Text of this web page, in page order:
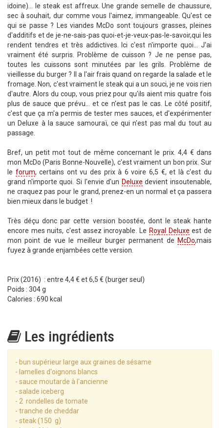
idoine)... le steak est affreux. Une grande semelle de chaussure,
sec à souhait, dur comme vous l'aimez, immangeable. Qu'est ce
qui se passe ? Les viandes McDo sont toujours grasses, pleines
d'additifs et de je-ne-sais-pas quoi-et-je-veux-pas-le-savoir,qui les
rendent tendres et très addictives. Ici c'est n'importe quoi... J'ai
vraiment été surpris. Problème de cuisson ? Je ne pense pas,
toutes les cuissons sont minutées par les grils. Problème de
vieillesse du burger ? Il a l'air frais quand on regarde la salade et le
fromage. Non, c'est vraiment le steak qui a un souci, je ne vois rien
d'autre. Alors du coup, vous priez pour qu'ils aient mis quatre fois
plus de sauce que prévu... et ce n'est pas le cas. Le côté positif,
c'est que ça m'a permis de tester mes sauces, et d'expérimenter
un Deluxe à la sauce samouraï, ce qui n'est pas mal du tout au
passage.
Bref, un petit mot tout de même concernant le prix. 4,4 € dans
mon McDo (Paris Bonne-Nouvelle), c'est vraiment un bon prix. Sur
le forum, certains ont vu des prix à 6 voire 6,5 €, et là c'est du
grand n'importe quoi. Si l'envie d'un Deluxe devient insoutenable,
ne craquez pas pour le grand, prenez-en un normal et ça passera
bien mieux dans le budget !
Très déçu donc par cette version boostée, dont le steak hante
encore mes nuits, c'est assez incroyable. Le Royal Deluxe est de
mon point de vue le meilleur burger permanent de McDo,mais
fuyez à grande enjambées cette version.
Prix (2016) : entre 4,4 € et 6,5 € (burger seul)
Poids : 304 g
Calories : 690 kcal
Les ingrédients
- bun supérieur large aux graines de sésame
- lamelles d'oignons blancs
- sauce moutarde à l'ancienne
- salade iceberg
- 2 rondelles de tomate
- tranche de cheddar
- steak (150 g)